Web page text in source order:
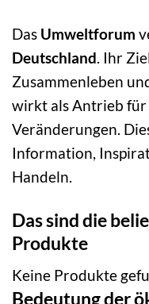
Das Umweltforum
Deutschland . Ihr
Zusammenleben
wirkt als Antrieb für
Veränderungen.
Information,
Handeln.
Das sind die
Produkte
Keine Produkte
Bedeutung der